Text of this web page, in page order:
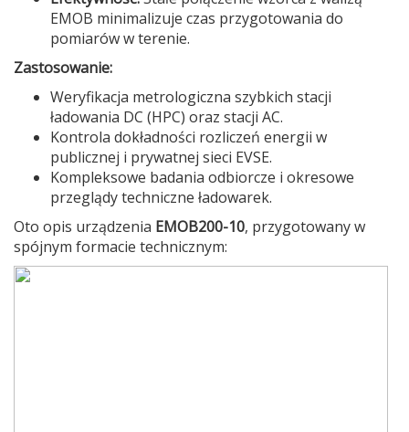
EMOB minimalizuje czas przygotowania do
pomiarów w terenie.
Zastosowanie:
Weryfikacja metrologiczna szybkich stacji
ładowania DC (HPC) oraz stacji AC.
Kontrola dokładności rozliczeń energii w
publicznej i prywatnej sieci EVSE.
Kompleksowe badania odbiorcze i okresowe
przeglądy techniczne ładowarek.
Oto opis urządzenia EMOB200-10, przygotowany w
spójnym formacie technicznym: